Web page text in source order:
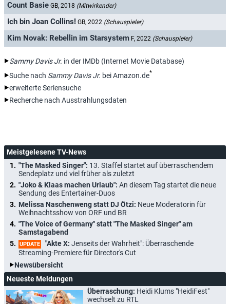
Count Basie GB, 2018 (Mitwirkender)
Ich bin Joan Collins! GB, 2022 (Schauspieler)
Kim Novak: Rebellin im Starsystem F, 2022 (Schauspieler)
Sammy Davis Jr. in der IMDb (Internet Movie Database)
Suche nach Sammy Davis Jr. bei Amazon.de*
erweiterte Seriensuche
Recherche nach Ausstrahlungsdaten
Meistgelesene TV-News
"The Masked Singer": 13. Staffel startet auf überraschendem
Sendeplatz und viel früher als zuletzt
"Joko & Klaas machen Urlaub": An diesem Tag startet die neue
Sendung des Entertainer-Duos
Melissa Naschenweng statt DJ Ötzi: Neue Moderatorin für
Weihnachtsshow von ORF und BR
"The Voice of Germany" statt "The Masked Singer" am
Samstagabend
UPDATE "Akte X: Jenseits der Wahrheit": Überraschende
Streaming-Premiere für Director's Cut
Newsübersicht
Neueste Meldungen
Überraschung: Heidi Klums "HeidiFest"
wechselt zu RTL